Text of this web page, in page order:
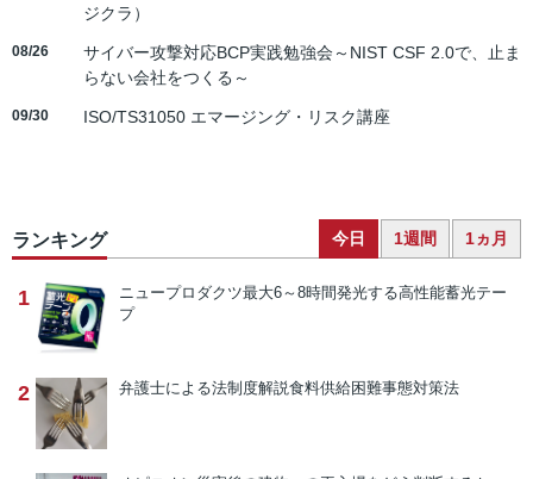
ジクラ）
08/26
サイバー攻撃対応BCP実践勉強会～NIST CSF 2.0で、止ま
らない会社をつくる～
09/30 ISO/TS31050 エマージング・リスク講座
ランキング 今日 1週間 1ヵ月
1 ニュープロダクツ最大6～8時間発光する高性能蓄光テー
プ
2 弁護士による法制度解説食料供給困難事態対策法